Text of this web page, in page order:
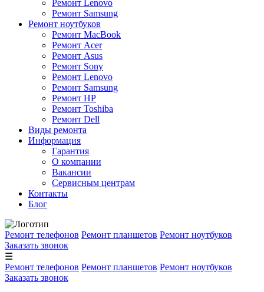
Ремонт Lenovo
Ремонт Samsung
Ремонт ноутбуков
Ремонт MacBook
Ремонт Acer
Ремонт Asus
Ремонт Sony
Ремонт Lenovo
Ремонт Samsung
Ремонт HP
Ремонт Toshiba
Ремонт Dell
Виды ремонта
Информация
Гарантия
О компании
Вакансии
Сервисным центрам
Контакты
Блог
Ремонт телефонов Ремонт планшетов Ремонт ноутбуков
Заказать звонок
☰
Ремонт телефонов Ремонт планшетов Ремонт ноутбуков
Заказать звонок